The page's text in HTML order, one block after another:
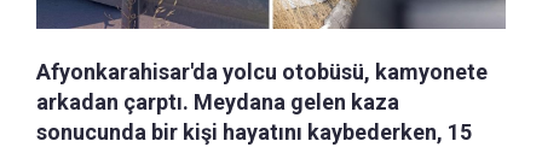
Afyonkarahisar'da yolcu otobüsü, kamyonete
arkadan çarptı. Meydana gelen kaza
sonucunda bir kişi hayatını kaybederken, 15